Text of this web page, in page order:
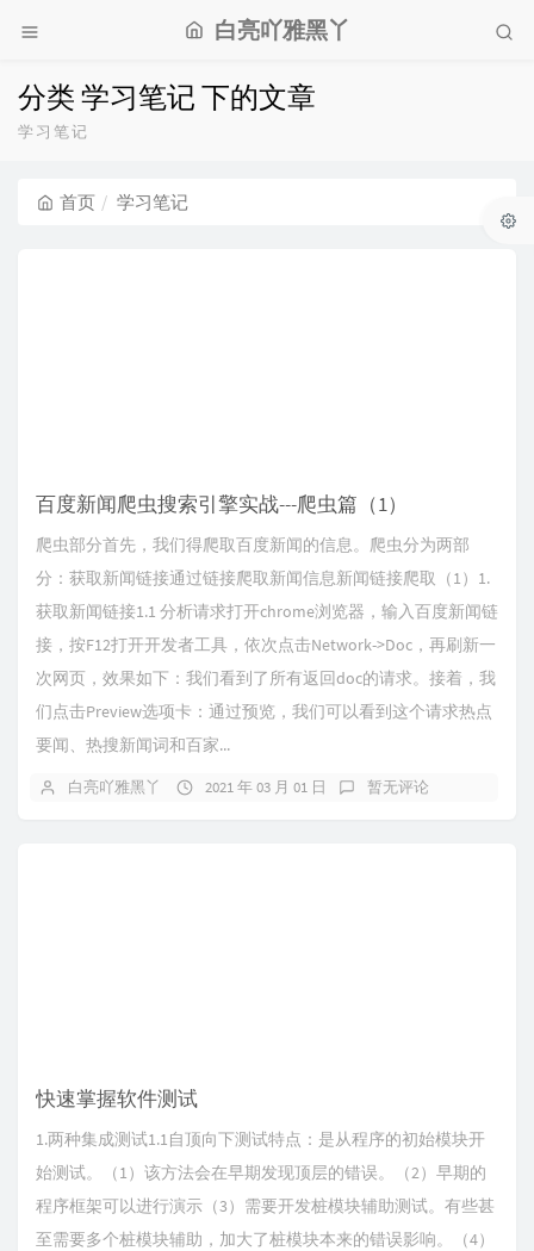
白亮吖雅黑丫
分类 学习笔记 下的文章
学习笔记
首页 学习笔记
百度新闻爬虫搜索引擎实战---爬虫篇（1）
爬虫部分首先，我们得爬取百度新闻的信息。爬虫分为两部
分：获取新闻链接通过链接爬取新闻信息新闻链接爬取（1）1.
获取新闻链接1.1 分析请求打开chrome浏览器，输入百度新闻链
接，按F12打开开发者工具，依次点击Network->Doc，再刷新一
次网页，效果如下：我们看到了所有返回doc的请求。接着，我
们点击Preview选项卡：通过预览，我们可以看到这个请求热点
要闻、热搜新闻词和百家...
白亮吖雅黑丫 2021 年 03 月 01 日 暂无评论
快速掌握软件测试
1.两种集成测试1.1自顶向下测试特点：是从程序的初始模块开
始测试。（1）该方法会在早期发现顶层的错误。（2）早期的
程序框架可以进行演示（3）需要开发桩模块辅助测试。有些甚
至需要多个桩模块辅助，加大了桩模块本来的错误影响。（4）